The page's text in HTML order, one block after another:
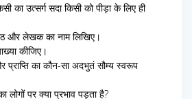
का उत्सर्ग सदा किसी को पीड़ा के लिए ही
और लेखक का नाम लिखिए।
कीजिए।
का कौन-सा अदभुतं सौम्य स्वरूप
लोगों पर क्या प्रभाव पड़ता है?